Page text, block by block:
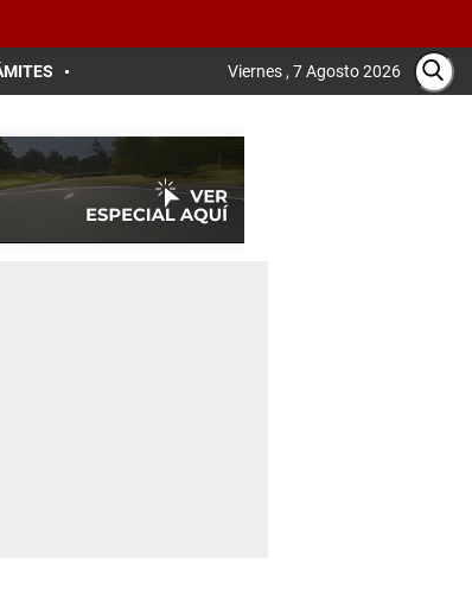
Viernes , 7 Agosto 2026